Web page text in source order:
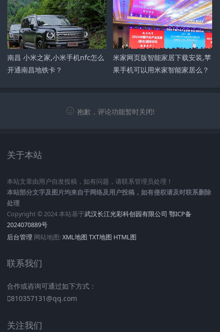
南昌 小米之家,小米手机nfc怎么
开通南昌地铁卡？
米家网页版智能家居下载安装,苹
果手机可以用米家智能家居么？
抱歉，评论功能暂时关闭!
关于本站
本站文章由用户自发投稿，如有问题，请联系管理员处理！
本站部分文字及图片均来自于网络及用户投稿，如有侵权请及时联系删除
处理
Copyright © 2024 本站基于武汉长江光彩科创园有限公司 鄂ICP备
2024070889号
后台管理 网站地图:XML地图 TXT地图 HTML图
联系我们
合作或咨询可通过如下方式：
810357131@qq.com
关注我们